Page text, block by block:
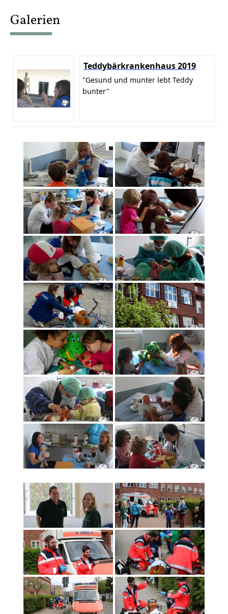
Galerien
Teddybärkrankenhaus 2019
"Gesund und munter lebt Teddy
bunter"